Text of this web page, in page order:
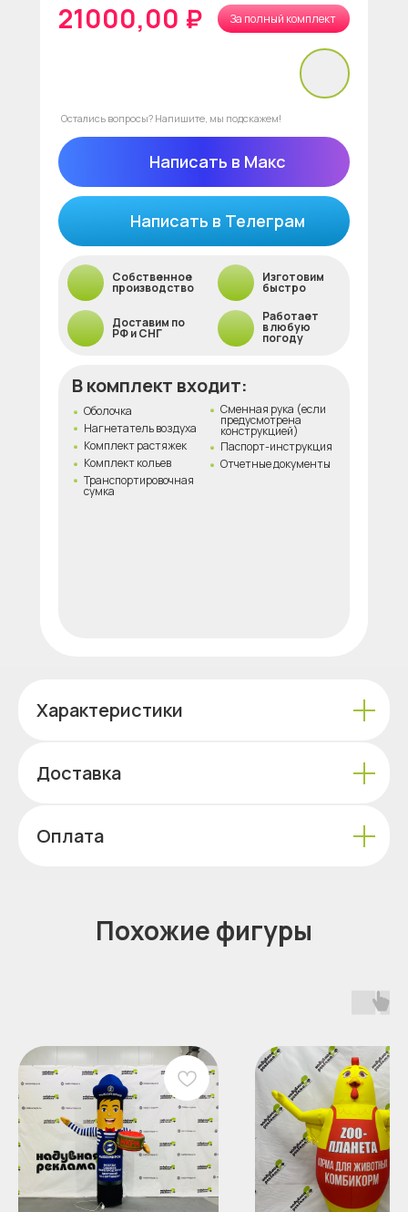
Написать в Макс
Написать в Телеграм
21000,00 ₽
Остались вопросы? Напишите, мы подскажем!
За полный комплект
В комплект входит:
Изготовим
быстро
Работает
в любую
погоду
Собственное
производство
Доставим по
РФ и СНГ
Оболочка
Нагнетатель воздуха
Комплект кольев Отчетные документы
Паспорт-инструкция
Транспортировочная
сумка
Сменная рука (если
предусмотрена
конструкцией)
Комплект растяжек
Характеристики
Доставка
Оплата
Похожие фигуры